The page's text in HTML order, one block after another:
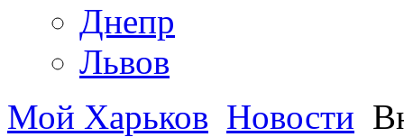
Днепр
Львов
Мой Харьков Новости